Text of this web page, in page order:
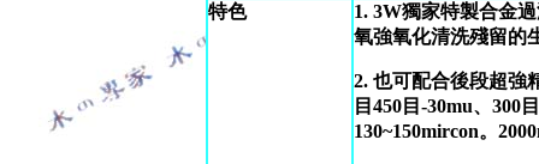
特色
1. 3W獨家特製合金
氧強氧化清洗殘留的
2. 也可配合後段超強
目450目-30mu、300
130~150mircon。